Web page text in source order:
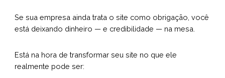
Se sua empresa ainda trata o site como obrigação, você
está deixando dinheiro — e credibilidade — na mesa.
Está na hora de transformar seu site no que ele
realmente pode ser: